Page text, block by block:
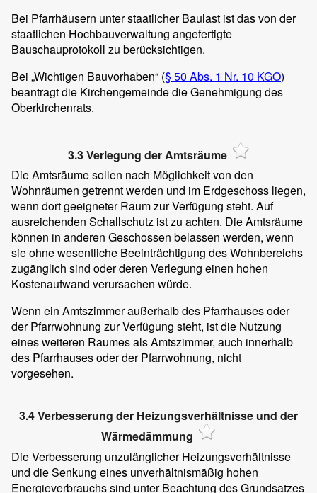
Bei Pfarrhäusern unter staatlicher Baulast ist das von der
staatlichen Hochbauverwaltung angefertigte
Bauschauprotokoll zu berücksichtigen.
Bei „Wichtigen Bauvorhaben“ (§ 50 Abs. 1 Nr. 10 KGO)
beantragt die Kirchengemeinde die Genehmigung des
Oberkirchenrats.
3.3 Verlegung der Amtsräume
Die Amtsräume sollen nach Möglichkeit von den
Wohnräumen getrennt werden und im Erdgeschoss liegen,
wenn dort geeigneter Raum zur Verfügung steht. Auf
ausreichenden Schallschutz ist zu achten. Die Amtsräume
können in anderen Geschossen belassen werden, wenn
sie ohne wesentliche Beeinträchtigung des Wohnbereichs
zugänglich sind oder deren Verlegung einen hohen
Kostenaufwand verursachen würde.
Wenn ein Amtszimmer außerhalb des Pfarrhauses oder
der Pfarrwohnung zur Verfügung steht, ist die Nutzung
eines weiteren Raumes als Amtszimmer, auch innerhalb
des Pfarrhauses oder der Pfarrwohnung, nicht
vorgesehen.
3.4 Verbesserung der Heizungsverhältnisse und der
Wärmedämmung
Die Verbesserung unzulänglicher Heizungsverhältnisse
und die Senkung eines unverhältnismäßig hohen
Energieverbrauchs sind unter Beachtung des Grundsatzes